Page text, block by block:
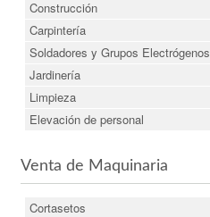
Construcción
Carpintería
Soldadores y Grupos Electrógenos
Jardinería
Limpieza
Elevación de personal
Venta de Maquinaria
Cortasetos